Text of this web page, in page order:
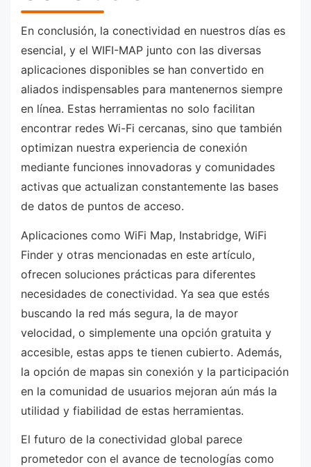
En conclusión, la conectividad en nuestros días es
esencial, y el WIFI-MAP junto con las diversas
aplicaciones disponibles se han convertido en
aliados indispensables para mantenernos siempre
en línea. Estas herramientas no solo facilitan
encontrar redes Wi-Fi cercanas, sino que también
optimizan nuestra experiencia de conexión
mediante funciones innovadoras y comunidades
activas que actualizan constantemente las bases
de datos de puntos de acceso.
Aplicaciones como WiFi Map, Instabridge, WiFi
Finder y otras mencionadas en este artículo,
ofrecen soluciones prácticas para diferentes
necesidades de conectividad. Ya sea que estés
buscando la red más segura, la de mayor
velocidad, o simplemente una opción gratuita y
accesible, estas apps te tienen cubierto. Además,
la opción de mapas sin conexión y la participación
en la comunidad de usuarios mejoran aún más la
utilidad y fiabilidad de estas herramientas.
El futuro de la conectividad global parece
prometedor con el avance de tecnologías como